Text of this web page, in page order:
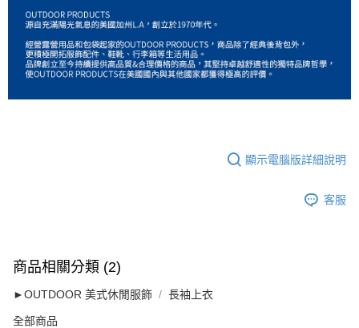
顯示電腦版詳細說明
客服
商品相關分類 (2)
►OUTDOOR 美式休閒服飾 長袖上衣
全部商品